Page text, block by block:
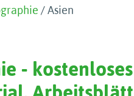
/Asien
- kostenloses